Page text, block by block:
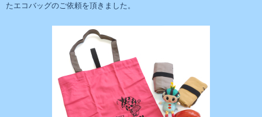
たエコバッグのご依頼を頂きました。